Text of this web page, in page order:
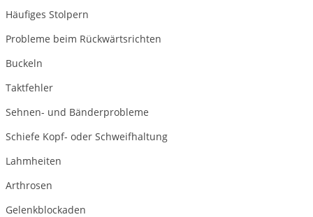
Häufiges Stolpern
Probleme beim Rückwärtsrichten
Buckeln
Taktfehler
Sehnen- und Bänderprobleme
Schiefe Kopf- oder Schweifhaltung
Lahmheiten
Arthrosen
Gelenkblockaden